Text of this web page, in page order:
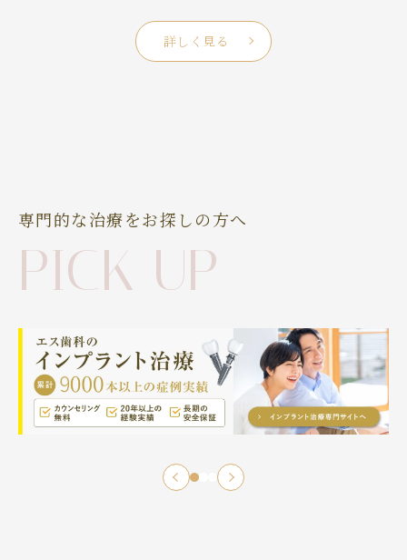
詳しく見る
専門的な治療をお探しの方へ
PICK UP